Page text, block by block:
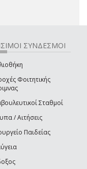
ΣΥΝΔΕΣΜΟΙ
Φοιτητικής
Σταθμοί
/ Αιτήσεις
Παιδείας